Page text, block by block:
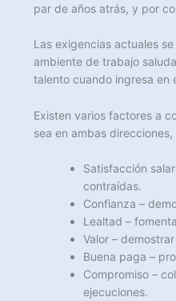
par de años atrás, y por
Las exigencias actuales
ambiente de trabajo
talento cuando ingresa en
Existen varios factores a
sea en ambas
Satisfacción
contraídas.
Confianza –
Lealtad –
Valor –
Buena paga –
Compromiso –
ejecuciones.